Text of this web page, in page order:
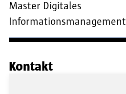
Master Digitales
Informationsmanagement
Kontakt